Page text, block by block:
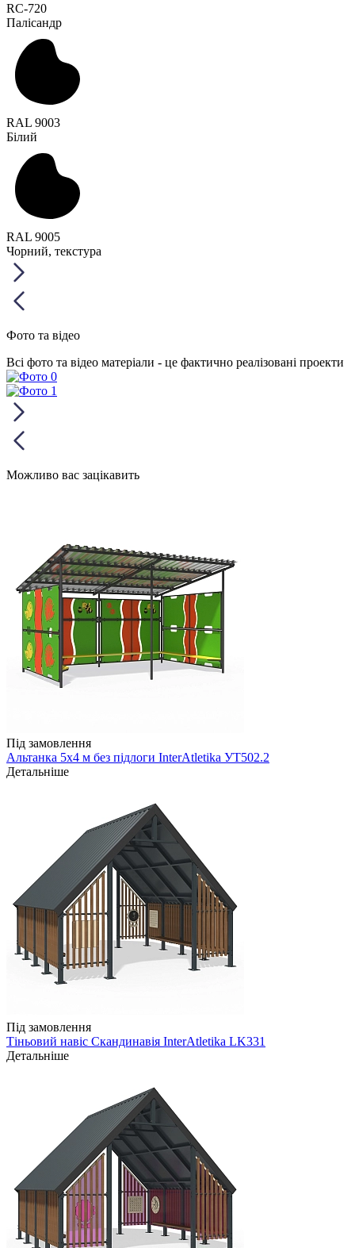
RC-720
Палісандр
RAL 9003
Білий
RAL 9005
Чорний, текстура
Фото та відео
Всі фото та відео матеріали - це фактично реалізовані проекти
Можливо вас зацікавить
Під замовлення
Альтанка 5х4 м без підлоги InterAtletika УТ502.2
Детальніше
Під замовлення
Тіньовий навіс Скандинавія InterAtletika LK331
Детальніше